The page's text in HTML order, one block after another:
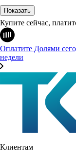
Показать
Купите сейчас,
Оплатите Долями
недели
Клиентам